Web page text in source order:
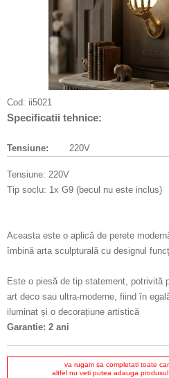
Cod: ii5021
Specificatii tehnice:
Tensiune: 220V
Tensiune: 220V
Tip soclu: 1x G9 (becul nu este inclus)
Aceasta este o aplică de perete
îmbină arta sculpturală cu designul
Este o piesă de tip statement, potrivită
art deco sau ultra-moderne, fiind în
iluminat și o decorațiune artistică
Garantie: 2 ani
va rugam sa completati toate
altfel nu veti putea adauga